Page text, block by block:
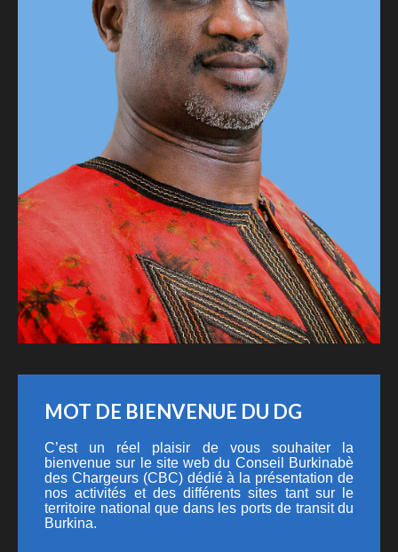
MOT DE BIENVENUE DU DG
C’est un réel plaisir de vous souhaiter la
bienvenue sur le site web du Conseil Burkinabè
des Chargeurs (CBC) dédié à la présentation de
nos activités et des différents sites tant sur le
territoire national que dans les ports de transit du
Burkina.